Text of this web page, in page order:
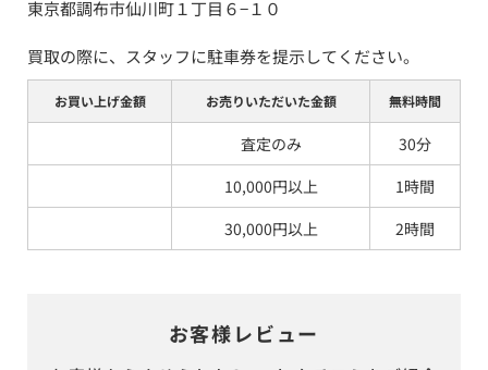
東京都調布市仙川町１丁目６−１０
買取の際に、スタッフに駐車券を提示してください。
お買い上げ金額 お売りいただいた金額 無料時間
査定のみ
30分
10,000円以上
1時間
30,000円以上
2時間
お客様レビュー